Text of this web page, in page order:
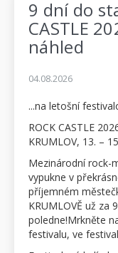
9 dní do
CASTLE
náhled
04.08.2026
...na letošní
ROCK CASTLE
KRUMLOV, 13. –
Mezinárodní rock-
vypukne v
příjemném
KRUMLOVĚ už za
poledne!Mrkněte
festivalu, ve